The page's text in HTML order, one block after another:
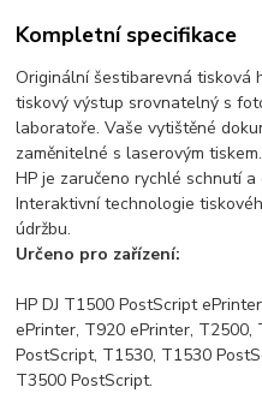
Kompletní specifikace
Originální šestibarevná tisková
tiskový výstup srovnatelný s
laboratoře. Vaše vytištěné
zaměnitelné s laserovým
HP je zaručeno rychlé schnutí
Interaktivní technologie
údržbu.
Určeno pro zařízení:
HP DJ T1500 PostScript
ePrinter, T920 ePrinter,
PostScript, T1530, T1530
T3500 PostScript.